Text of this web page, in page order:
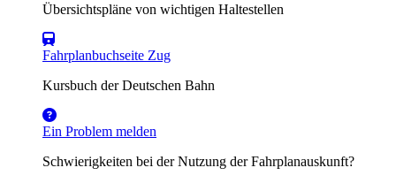
Übersichtspläne von wichtigen Haltestellen
Fahrplanbuchseite Zug
Kursbuch der Deutschen Bahn
Ein Problem melden
Schwierigkeiten bei der Nutzung der Fahrplanauskunft?